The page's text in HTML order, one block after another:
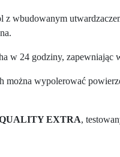
z wbudowanym
w 24 godziny, zapewniając
można wypolerować
EXTRA,